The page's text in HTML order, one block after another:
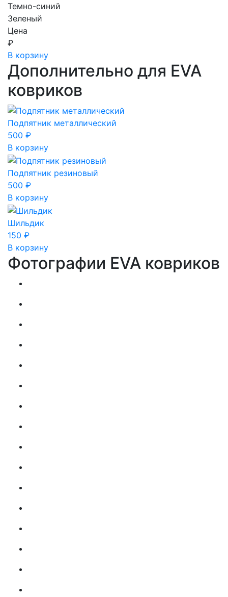
Темно-синий
Зеленый
Цена
₽
В корзину
Дополнительно для EVA
ковриков
Подпятник металлический
500 ₽
В корзину
Подпятник резиновый
500 ₽
В корзину
Шильдик
150 ₽
В корзину
Фотографии EVA ковриков